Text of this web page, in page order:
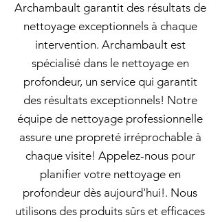
Archambault garantit des résultats de
nettoyage exceptionnels à chaque
intervention. Archambault est
spécialisé dans le nettoyage en
profondeur, un service qui garantit
des résultats exceptionnels! Notre
équipe de nettoyage professionnelle
assure une propreté irréprochable à
chaque visite! Appelez-nous pour
planifier votre nettoyage en
profondeur dès aujourd'hui!. Nous
utilisons des produits sûrs et efficaces